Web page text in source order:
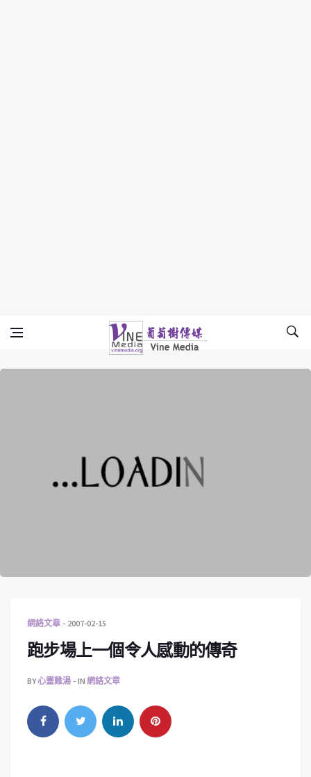
Vine Media
葡萄樹傳媒
網絡文章 2007-02-15
跑步場上一個令人感動的傳奇
BY心靈雞湯 IN 網絡文章